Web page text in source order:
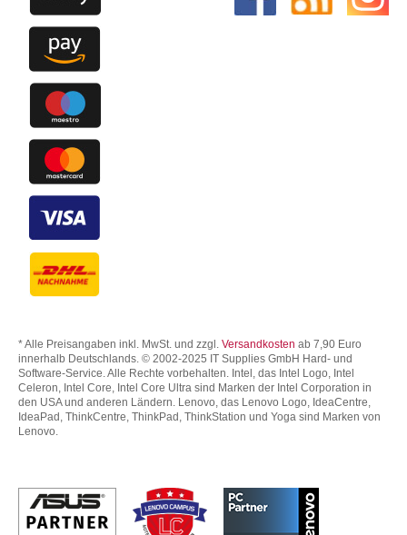
* Alle Preisangaben inkl. MwSt. und zzgl. Versandkosten ab 7,90 Euro
innerhalb Deutschlands. © 2002-2025 IT Supplies GmbH Hard- und
Software-Service. Alle Rechte vorbehalten. Intel, das Intel Logo, Intel
Celeron, Intel Core, Intel Core Ultra sind Marken der Intel Corporation in
den USA und anderen Ländern. Lenovo, das Lenovo Logo, IdeaCentre,
IdeaPad, ThinkCentre, ThinkPad, ThinkStation und Yoga sind Marken von
Lenovo.